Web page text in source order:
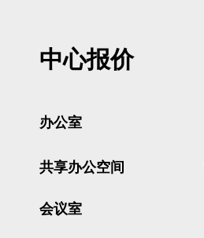
中心报价
办公室
共享办公空间
会议室